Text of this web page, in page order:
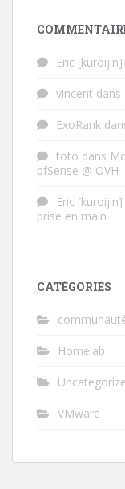
Eric [kuroijin]
vincent dans
ExoRank
toto dans
pfSense @ OVH
Eric [kuroijin]
prise en main
CATÉGORIES
Homelab
VMware